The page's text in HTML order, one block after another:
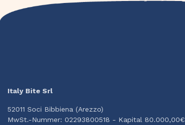
Italy Bite Srl
52011 Soci Bibbiena (Arezzo)
MwSt.-Nummer: 02293800518 - Kapital 80.000,00€